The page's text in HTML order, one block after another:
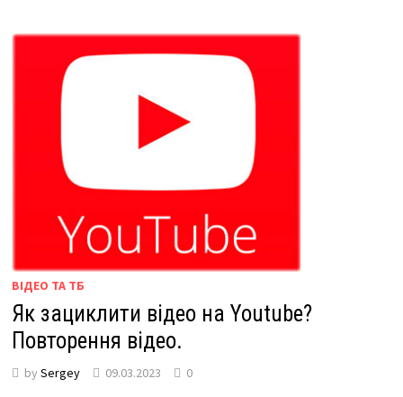
ВІДЕО ТА ТБ
Як зациклити відео на Youtube?
Повторення відео.
by Sergey 09.03.2023 0